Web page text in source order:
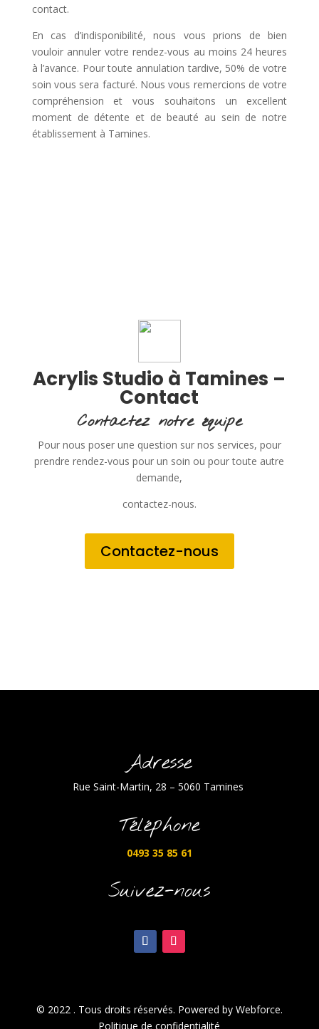
contact.
En cas d’indisponibilité, nous vous prions de bien
vouloir annuler votre rendez-vous au moins 24 heures
à l’avance. Pour toute annulation tardive, 50% de votre
soin vous sera facturé. Nous vous remercions de votre
compréhension et vous souhaitons un excellent
moment de détente et de beauté au sein de notre
établissement à Tamines.
Acrylis Studio à Tamines –
Contact
Contactez notre équipe
Pour nous poser une question sur nos services, pour
prendre rendez-vous pour un soin ou pour toute autre
demande,
contactez-nous.
Contactez-nous
Adresse
Rue Saint-Martin, 28 – 5060 Tamines
Téléphone
0493 35 85 61
Suivez-nous
© 2022 . Tous droits réservés. Powered by Webforce.
Politique de confidentialité